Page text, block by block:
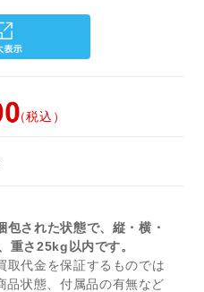
（税込）
された状態で、縦・横・
重さ25kg以内です。
代金を保証するものでは
品状態、付属品の有無など